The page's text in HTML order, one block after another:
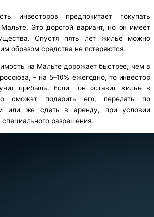
инвесторов предпочитает покупать
Это дорогой вариант, но он имеет
Спустя пять лет жилье можно
образом средства не потеряются.
на Мальте дорожает быстрее, чем в
– на 5–10% ежегодно, то инвестор
прибыль. Если он оставит жилье в
сможет подарить его, передать по
или же сдать в аренду, при условии
разрешения.